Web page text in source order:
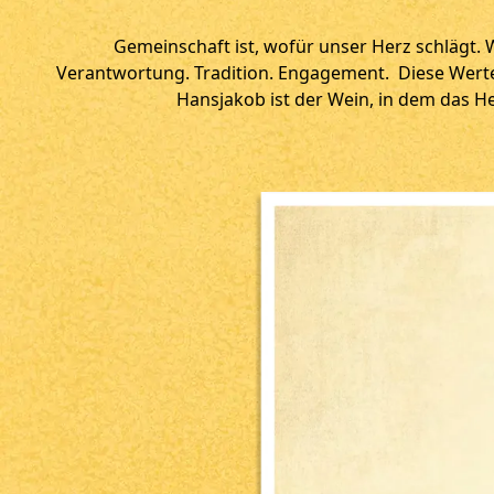
Gemeinschaft ist, wofür unser Herz schlägt.
Verantwortung. Tradition. Engagement. Diese
Hansjakob ist der Wein, in dem das